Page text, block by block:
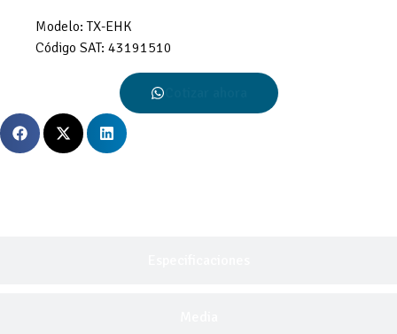
Modelo:TX-EHK
Código SAT: 43191510